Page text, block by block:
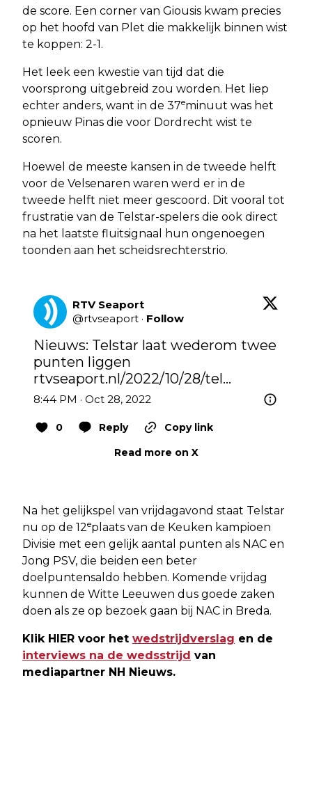
de score. Een corner van Giousis kwam precies
op het hoofd van Plet die makkelijk binnen wist
te koppen: 2-1.
Het leek een kwestie van tijd dat die
voorsprong uitgebreid zou worden. Het liep
echter anders, want in de 37eminuut was het
opnieuw Pinas die voor Dordrecht wist te
scoren.
Hoewel de meeste kansen in de tweede helft
voor de Velsenaren waren werd er in de
tweede helft niet meer gescoord. Dit vooral tot
frustratie van de Telstar-spelers die ook direct
na het laatste fluitsignaal hun ongenoegen
toonden aan het scheidsrechterstrio.
RTV Seaport
@rtvseaport · Follow
Nieuws: Telstar laat wederom twee
rtvseaport.nl/2022/10/28/tel…
8:44 PM · Oct 28, 2022
0 Reply
Copy link
Read more on X
Na het gelijkspel van vrijdagavond staat Telstar
nu op de 12eplaats van de Keuken kampioen
Divisie met een gelijk aantal punten als NAC en
Jong PSV, die beiden een beter
doelpuntensaldo hebben. Komende vrijdag
kunnen de Witte Leeuwen dus goede zaken
doen als ze op bezoek gaan bij NAC in Breda.
Klik HIER voor het wedstrijdverslag en de
interviews na de wedsstrijd van
mediapartner NH Nieuws.